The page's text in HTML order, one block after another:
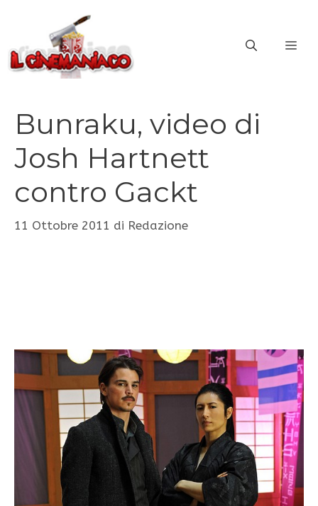
contenuto
Bunraku, video di
Josh Hartnett
contro Gackt
11 Ottobre 2011 di Redazione